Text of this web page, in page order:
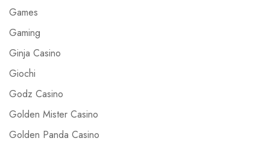
Games
Gaming
Ginja Casino
Giochi
Godz Casino
Golden Mister Casino
Golden Panda Casino